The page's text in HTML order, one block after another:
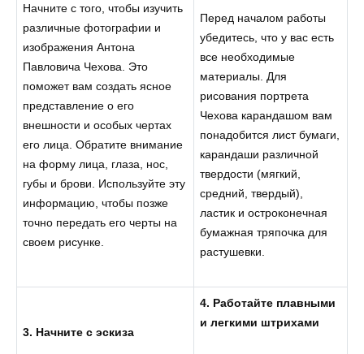
Начните с того, чтобы изучить
различные фотографии и
изображения Антона
Павловича Чехова. Это
поможет вам создать ясное
представление о его
внешности и особых чертах
его лица. Обратите внимание
на форму лица, глаза, нос,
губы и брови. Используйте эту
информацию, чтобы позже
точно передать его черты на
своем рисунке.
Перед началом работы
убедитесь, что у вас есть
все необходимые
материалы. Для
рисования портрета
Чехова карандашом вам
понадобится лист бумаги,
карандаши различной
твердости (мягкий,
средний, твердый),
ластик и остроконечная
бумажная тряпочка для
растушевки.
3. Начните с эскиза
4. Работайте плавными
и легкими штрихами